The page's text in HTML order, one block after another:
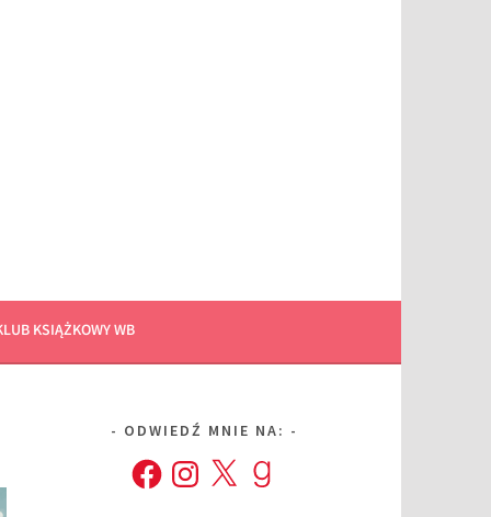
KSIĄŻKOWY WB
ODWIEDŹ MNIE NA:
FacebookInstagram
X Goodreads